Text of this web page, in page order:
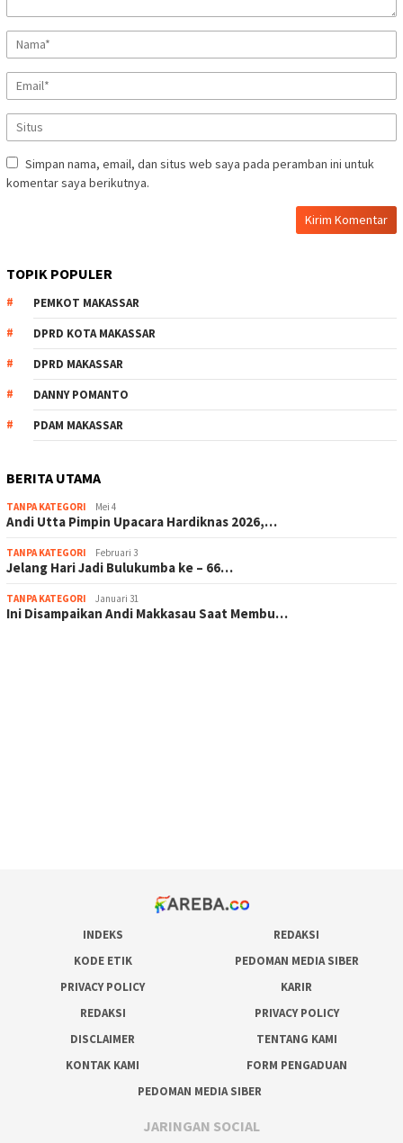
Simpan nama, email, dan situs web saya pada peramban ini untuk
komentar saya berikutnya.
TOPIK POPULER
PEMKOT MAKASSAR
DPRD KOTA MAKASSAR
DPRD MAKASSAR
DANNY POMANTO
PDAM MAKASSAR
BERITA UTAMA
TANPA KATEGORI Mei 4
Andi Utta Pimpin Upacara Hardiknas 2026,…
TANPA KATEGORI Februari 3
Jelang Hari Jadi Bulukumba ke – 66…
TANPA KATEGORI Januari 31
Ini Disampaikan Andi Makkasau Saat Membu…
INDEKS
REDAKSI
KODE ETIK
PEDOMAN MEDIA SIBER
PRIVACY POLICY
KARIR
REDAKSI
PRIVACY POLICY
DISCLAIMER
TENTANG KAMI
KONTAK KAMI
FORM PENGADUAN
PEDOMAN MEDIA SIBER
JARINGAN SOCIAL